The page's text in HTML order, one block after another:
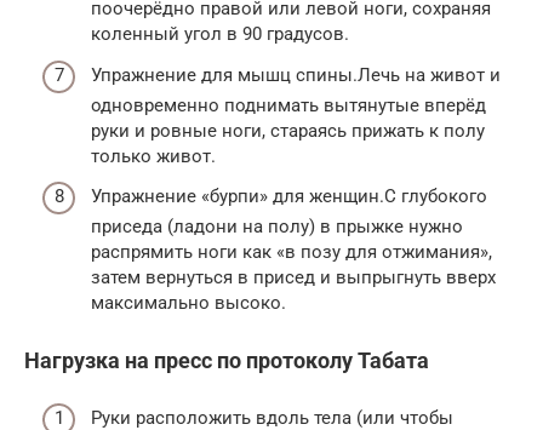
поочерёдно правой или левой ноги, сохраняя
коленный угол в 90 градусов.
Упражнение для мышц спины.Лечь на живот и
одновременно поднимать вытянутые вперёд
руки и ровные ноги, стараясь прижать к полу
только живот.
Упражнение «бурпи» для женщин.С глубокого
приседа (ладони на полу) в прыжке нужно
распрямить ноги как «в позу для отжимания»,
затем вернуться в присед и выпрыгнуть вверх
максимально высоко.
Нагрузка на пресс по протоколу Табата
Руки расположить вдоль тела (или чтобы